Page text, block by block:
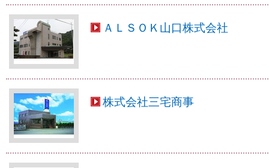
ＡＬＳＯＫ山口株式会社
株式会社三宅商事